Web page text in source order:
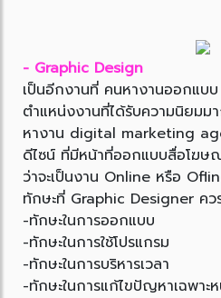
- Graphic Design
เป็นอีกงานที่ คนหางานออกแบบ
ตำแหน่งงานที่ได้รับความนิยมม
หางาน digital marketing
ดีไซน์ ที่มีหน้าที่ออกแบบสื่อโฆษ
ว่าจะเป็นงาน Online หรือ
ทักษะที่ Graphic Designer คว
-ทักษะในการออกแบบ
-ทักษะในการใช้โปรแกรม
-ทักษะในการบริหารเวลา
-ทักษะในการแก้ไขปัญหาเฉพาะ